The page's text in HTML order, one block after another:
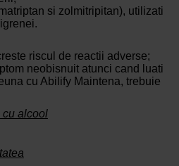
si zolmitripitan), utilizati
riscul de reactii adverse;
neobisnuit atunci cand luati
cu Abilify Maintena, trebuie
cu alcool